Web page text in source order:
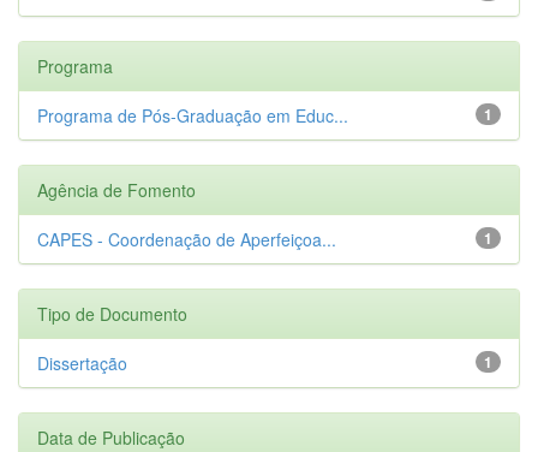
Programa
1
Programa de Pós-Graduação em Educ...
Agência de Fomento
1
CAPES - Coordenação de Aperfeiçoa...
Tipo de Documento
1
Dissertação
Data de Publicação